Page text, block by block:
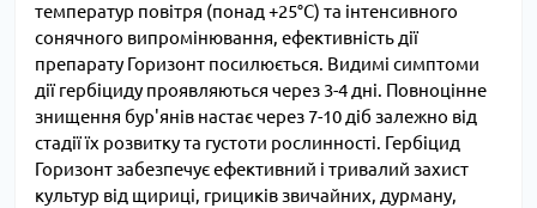
температур повітря (понад +25°C) та інтенсивного
сонячного випромінювання, ефективність дії
препарату Горизонт посилюється. Видимі симптоми
дії гербіциду проявляються через 3-4 дні. Повноцінне
знищення бур'янів настає через 7-10 діб залежно від
стадії їх розвитку та густоти рослинності. Гербіцид
Горизонт забезпечує ефективний і тривалий захист
культур від щириці, грициків звичайних, дурману,